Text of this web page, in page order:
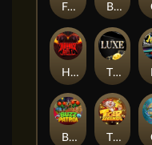
The Luxe
TIGER LEGENDS
Buzz Patrol
Behind Bars: Masterplan
Hounds Of Hell
Fruit Duel